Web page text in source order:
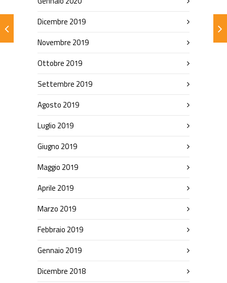
Dicembre 2019
Novembre 2019
Ottobre 2019
Settembre 2019
Agosto 2019
Luglio 2019
Giugno 2019
Maggio 2019
Aprile 2019
Marzo 2019
Febbraio 2019
Gennaio 2019
Dicembre 2018